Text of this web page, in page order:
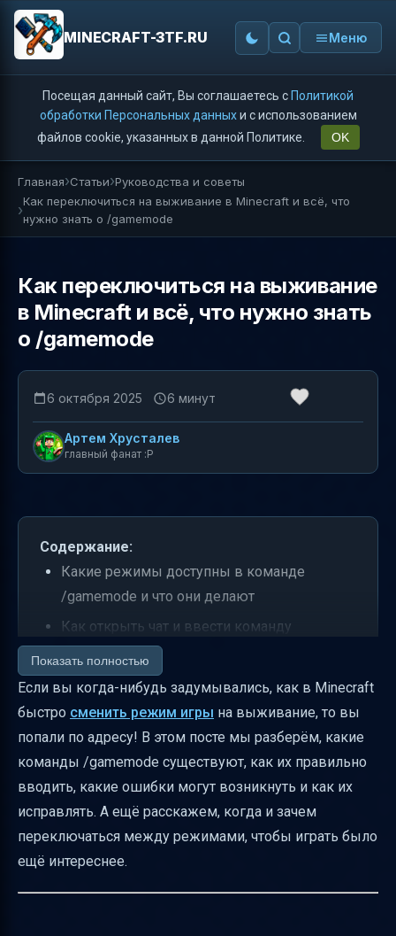
MINECRAFT-3TF.RU Меню
Посещая данный сайт, Вы соглашаетесь с Политикой
обработки Персональных данныхи с использованием
файлов cookie, указанных в данной Политике.
OK
Главная Статьи Руководства и советы
Как переключиться на выживание в Minecraft и всё, что
нужно знать о /gamemode
Как переключиться на выживание
в Minecraft и всё, что нужно знать
о /gamemode
6 октября 2025 6 минут
Артем Хрусталев
главный фанат :P
Содержание:
Какие режимы доступны в команде
/gamemode и что они делают
Как открыть чат и ввести команду
/gamemode
Какие версии Minecraft поддерживают
/gamemode и особенности синтаксиса
Как включить читы, чтобы команда
работала
Распространённые ошибки при вводе
/gamemode и как их исправлять
Как проверить, что режим изменён
Показать полностью
Если вы когда-нибудь задумывались, как в Minecraft
быстро сменить режим игры на выживание, то вы
попали по адресу! В этом посте мы разберём, какие
команды /gamemode существуют, как их правильно
вводить, какие ошибки могут возникнуть и как их
исправлять. А ещё расскажем, когда и зачем
переключаться между режимами, чтобы играть было
ещё интереснее.